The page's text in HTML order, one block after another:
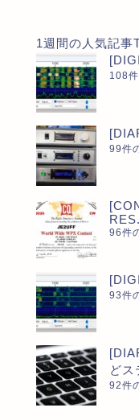
DIARY
[DIARY] 2026
1週間の人気記事
108
99件
96件
93件
どス
92件